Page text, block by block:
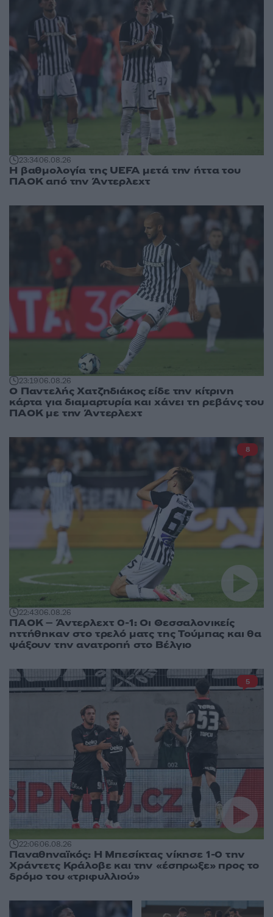
23:3406.08.26
Η βαθμολογία της UEFA μετά την ήττα του
ΠΑΟΚ από την Άντερλεχτ
23:1906.08.26
Ο Παντελής Χατζηδιάκος είδε την κίτρινη
κάρτα για διαμαρτυρία και χάνει τη ρεβάνς του
ΠΑΟΚ με την Άντερλεχτ
22:4306.08.26
ΠΑΟΚ – Άντερλεχτ 0-1: Οι Θεσσαλονικείς
ηττήθηκαν στο τρελό ματς της Τούμπας και θα
ψάξουν την ανατροπή στο Βέλγιο
8
22:0606.08.26
Παναθηναϊκός: Η Μπεσίκτας νίκησε 1-0 την
Χράντετς Κράλοβε και την «έσπρωξε» προς το
δρόμο του «τριφυλλιού»
5